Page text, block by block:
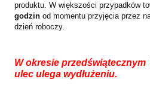
produktu. W większości przypadków
godzin od momentu przyjęcia przez
dzień roboczy.
W okresie
ulec ulega wydłużeniu.